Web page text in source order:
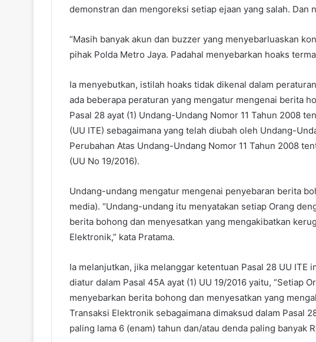
demonstran dan mengoreksi setiap ejaan yang salah. Dan
“Masih banyak akun dan buzzer yang menyebarluaskan
pihak Polda Metro Jaya. Padahal menyebarkan hoaks
Ia menyebutkan, istilah hoaks tidak dikenal dalam
ada beberapa peraturan yang mengatur mengenai berita
Pasal 28 ayat (1) Undang-Undang Nomor 11 Tahun 2008
(UU ITE) sebagaimana yang telah diubah oleh Undang-
Perubahan Atas Undang-Undang Nomor 11 Tahun 2008
(UU No 19/2016).
Undang-undang mengatur mengenai penyebaran berita
media). “Undang-undang itu menyatakan setiap Orang
berita bohong dan menyesatkan yang mengakibatkan
Elektronik,” kata Pratama.
Ia melanjutkan, jika melanggar ketentuan Pasal 28 UU ITE
diatur dalam Pasal 45A ayat (1) UU 19/2016 yaitu, “Setiap
menyebarkan berita bohong dan menyesatkan yang
Transaksi Elektronik sebagaimana dimaksud dalam Pasal
paling lama 6 (enam) tahun dan/atau denda paling banyak